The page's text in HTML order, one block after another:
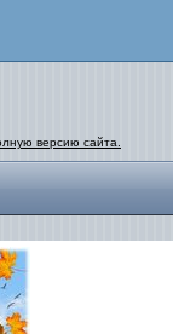
версию сайта.